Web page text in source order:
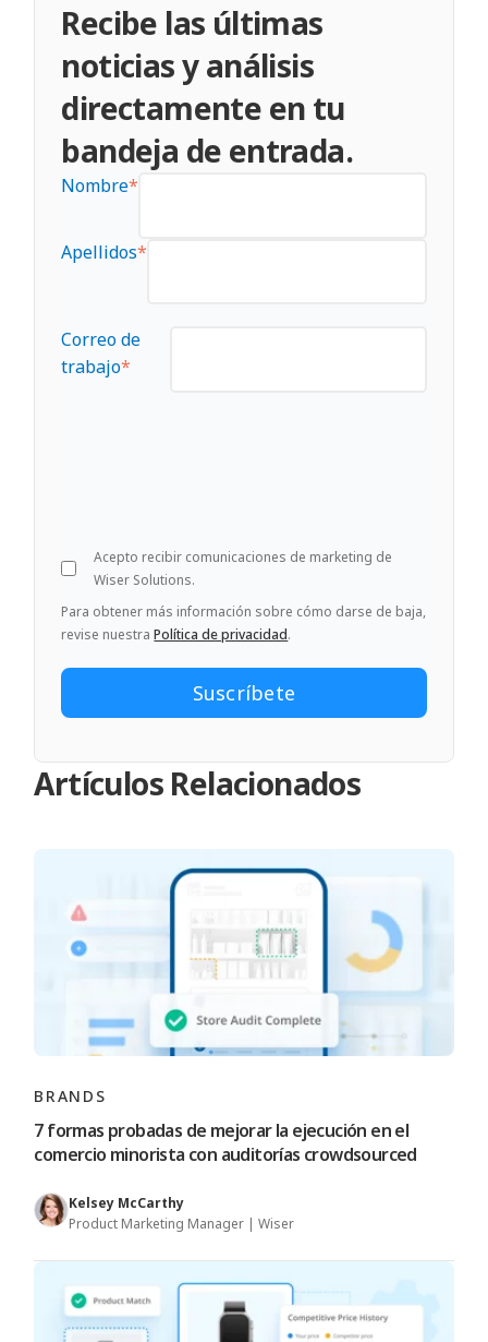
Recibe las últimas
noticias y análisis
directamente en tu
bandeja de entrada.
Nombre*
Apellidos*
Correo de
trabajo*
Acepto recibir comunicaciones de marketing de
Wiser Solutions.
Para obtener más información sobre cómo darse de baja,
revise nuestraPolítica de privacidad.
Artículos Relacionados
BRANDS
7 formas probadas de mejorar la ejecución en el
comercio minorista con auditorías crowdsourced
Kelsey McCarthy
Product Marketing Manager | Wiser